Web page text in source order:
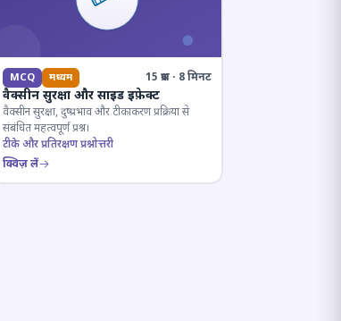
MCQ मध्यम 15 प्रश्न · 8 मिनट
वैक्सीन सुरक्षा और साइड इफ़ेक्ट
वैक्सीन सुरक्षा, दुष्प्रभाव और टीकाकरण प्रक्रिया से
संबंधित महत्वपूर्ण प्रश्न।
टीके और प्रतिरक्षण प्रश्नोत्तरी
क्विज़ लें